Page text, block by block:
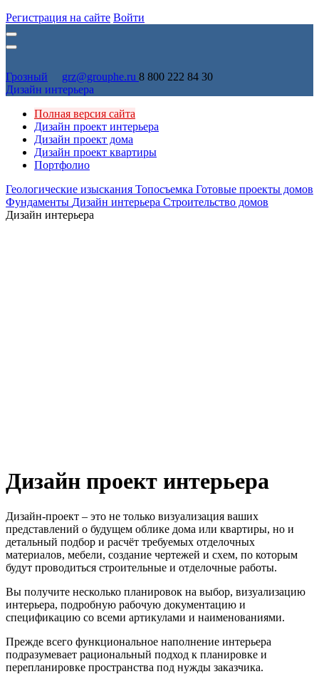
Регистрация на сайте Войти
Грозный grz@grouphe.ru 8 800 222 84 30
Дизайн интерьера
Полная версия сайта
Дизайн проект интерьера
Дизайн проект дома
Дизайн проект квартиры
Портфолио
Геологические изыскания Топосъемка Готовые проекты домов
Фундаменты Дизайн интерьера Строительство домов
Дизайн интерьера
Дизайн проект интерьера
Дизайн-проект – это не только визуализация ваших
представлений о будущем облике дома или квартиры, но и
детальный подбор и расчёт требуемых отделочных
материалов, мебели, создание чертежей и схем, по которым
будут проводиться строительные и отделочные работы.
Вы получите несколько планировок на выбор, визуализацию
интерьера, подробную рабочую документацию и
спецификацию со всеми артикулами и наименованиями.
Прежде всего функциональное наполнение интерьера
подразумевает рациональный подход к планировке и
перепланировке пространства под нужды заказчика.